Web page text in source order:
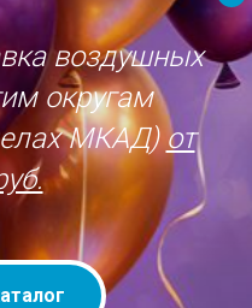
воздушных
округам
МКАД) от